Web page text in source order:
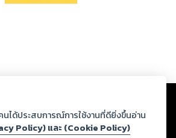
ลดผ่านเว็บไซต์และปรากฏว่าละเมิดสิทธิใน
อื่นหรือขัดต่อกฎหมายและศีลธรรม ดังนั้น ผู้อ่าน
การกลั่นกรองด้วยตนเอง และหากท่านพบว่าส่วน
นได้ประสบการณ์การใช้งานที่ดียิ่งขึ้นอ่าน
Policy) และ (Cookie Policy)